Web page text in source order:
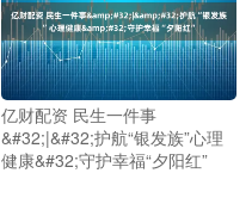
亿财配资 民生一件事
&#32;|&#32;护航“银发族”心理
健康&#32;守护幸福“夕阳红”